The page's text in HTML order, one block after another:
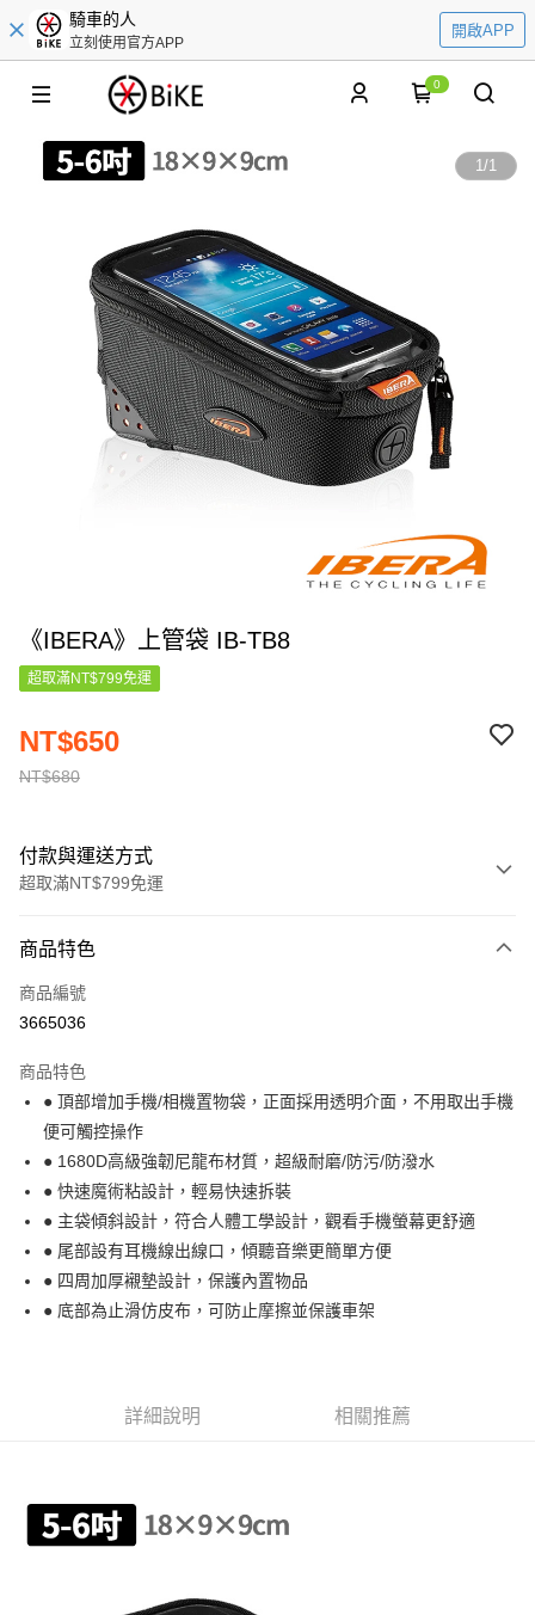
騎車的人
立刻使用官方APP
開啟APP
0
1/1
《IBERA》上管袋 IB-TB8
超取滿NT$799免運
NT$680
NT$650
付款與運送方式
超取滿NT$799免運
信用卡一次付款
信用卡分期付款
合作金庫商業銀行
華南商業銀行
彰化商業銀行
上海商業儲蓄銀行
國泰世華商業銀行
兆豐國際商業銀行
臺灣中小企業銀行
台中商業銀行
匯豐（台灣）商業銀行
華泰商業銀行
聯邦商業銀行
遠東國際商業銀行
元大商業銀行
永豐商業銀行
玉山商業銀行
星展（台灣）商業銀行
台新國際商業銀行
中國信託商業銀行
6 期 0 利率 每期
華南商業銀行
上海商業儲蓄銀行
台北富邦商業銀行
國泰世華商業銀行
兆豐國際商業銀行
臺灣中小企業銀行
台中商業銀行
匯豐（台灣）商業銀行
華泰商業銀行
聯邦商業銀行
元大商業銀行
永豐商業銀行
玉山商業銀行
星展（台灣）商業銀行
LINE Pay
Apple Pay
悠遊付
Google Pay
ATM付款
每筆NT$95，滿NT$799(含以上)免運費
付款後7-11取貨
商品特色
商品編號
3665036
商品特色
● 頂部增加手機/相機置物袋，正面採用透明介面，不用取出手機
便可觸控操作
● 1680D高級強韌尼龍布材質，超級耐磨/防污/防潑水
● 快速魔術粘設計，輕易快速拆裝
● 主袋傾斜設計，符合人體工學設計，觀看手機螢幕更舒適
● 尾部設有耳機線出線口，傾聽音樂更簡單方便
● 四周加厚襯墊設計，保護內置物品
● 底部為止滑仿皮布，可防止摩擦並保護車架
詳細說明 相關推薦